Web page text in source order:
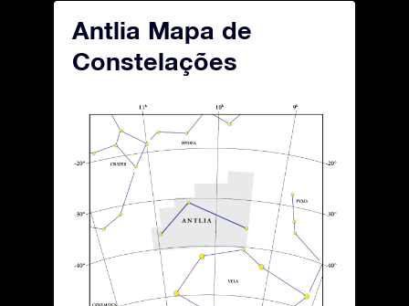
Antlia Mapa de
Constelações